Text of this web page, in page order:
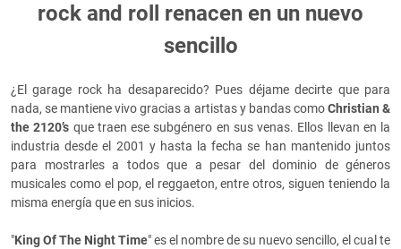
rock and roll renacen en un nuevo
sencillo
¿El garage rock ha desaparecido? Pues déjame decirte que para
nada, se mantiene vivo gracias a artistas y bandas comoChristian &
the 2120’s que traen ese subgénero en sus venas. Ellos llevan en la
industria desde el 2001 y hasta la fecha se han mantenido juntos
para mostrarles a todos que a pesar del dominio de géneros
musicales como el pop, el reggaeton, entre otros, siguen teniendo la
misma energía que en sus inicios.
"King Of The Night Time" es el nombre de su nuevo sencillo, el cual te